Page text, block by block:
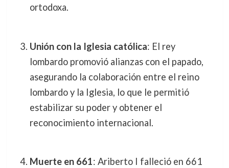
ortodoxa.
Unión con la Iglesia católica: El rey
lombardo promovió alianzas con el papado,
asegurando la colaboración entre el reino
lombardo y la Iglesia, lo que le permitió
estabilizar su poder y obtener el
reconocimiento internacional.
Muerte en 661: Ariberto I falleció en 661